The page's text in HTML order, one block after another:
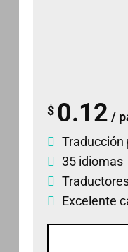
$ 0.12 /
Traducción
35 idiomas
Excelente